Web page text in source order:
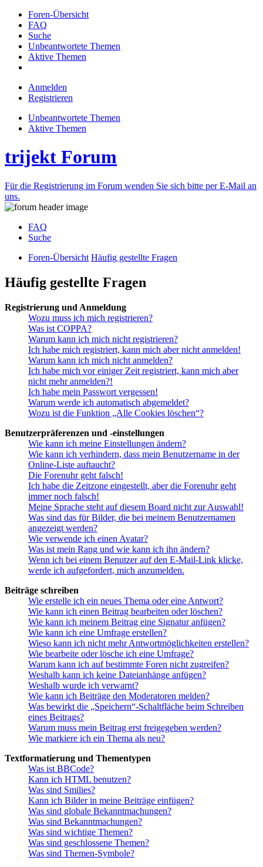
Foren-Übersicht
FAQ
Suche
Unbeantwortete Themen
Aktive Themen
Anmelden
Registrieren
Unbeantwortete Themen
Aktive Themen
trijekt Forum
Für die Registrierung im Forum wenden Sie sich bitte per E-Mail an
uns.
FAQ
Suche
Foren-Übersicht Häufig gestellte Fragen
Häufig gestellte Fragen
Registrierung und Anmeldung
Wozu muss ich mich registrieren?
Was ist COPPA?
Warum kann ich mich nicht registrieren?
Ich habe mich registriert, kann mich aber nicht anmelden!
Warum kann ich mich nicht anmelden?
Ich habe mich vor einiger Zeit registriert, kann mich aber
nicht mehr anmelden?!
Ich habe mein Passwort vergessen!
Warum werde ich automatisch abgemeldet?
Wozu ist die Funktion „Alle Cookies löschen“?
Benutzerpräferenzen und -einstellungen
Wie kann ich meine Einstellungen ändern?
Wie kann ich verhindern, dass mein Benutzername in der
Online-Liste auftaucht?
Die Forenuhr geht falsch!
Ich habe die Zeitzone eingestellt, aber die Forenuhr geht
immer noch falsch!
Meine Sprache steht auf diesem Board nicht zur Auswahl!
Was sind das für Bilder, die bei meinem Benutzernamen
angezeigt werden?
Wie verwende ich einen Avatar?
Was ist mein Rang und wie kann ich ihn ändern?
Wenn ich bei einem Benutzer auf den E-Mail-Link klicke,
werde ich aufgefordert, mich anzumelden.
Beiträge schreiben
Wie erstelle ich ein neues Thema oder eine Antwort?
Wie kann ich einen Beitrag bearbeiten oder löschen?
Wie kann ich meinem Beitrag eine Signatur anfügen?
Wie kann ich eine Umfrage erstellen?
Wieso kann ich nicht mehr Antwortmöglichkeiten erstellen?
Wie bearbeite oder lösche ich eine Umfrage?
Warum kann ich auf bestimmte Foren nicht zugreifen?
Weshalb kann ich keine Dateianhänge anfügen?
Weshalb wurde ich verwarnt?
Wie kann ich Beiträge den Moderatoren melden?
Was bewirkt die „Speichern“-Schaltfläche beim Schreiben
eines Beitrags?
Warum muss mein Beitrag erst freigegeben werden?
Wie markiere ich ein Thema als neu?
Textformatierung und Thementypen
Was ist BBCode?
Kann ich HTML benutzen?
Was sind Smilies?
Kann ich Bilder in meine Beiträge einfügen?
Was sind globale Bekanntmachungen?
Was sind Bekanntmachungen?
Was sind wichtige Themen?
Was sind geschlossene Themen?
Was sind Themen-Symbole?